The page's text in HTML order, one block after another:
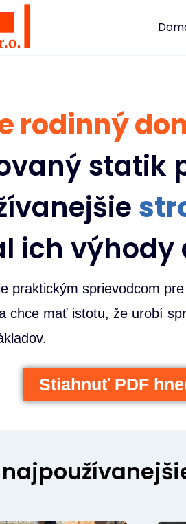
rodinný
statik
ich výhody
praktickým sprievodcom
chce mať istotu, že urobí
Stiahnuť PDF